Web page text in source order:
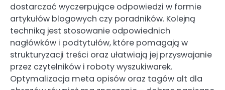
dostarczać wyczerpujące odpowiedzi w formie
artykułów blogowych czy poradników. Kolejną
techniką jest stosowanie odpowiednich
nagłówków i podtytułów, które pomagają w
strukturyzacji treści oraz ułatwiają jej przyswajanie
przez czytelników i roboty wyszukiwarek.
Optymalizacja meta opisów oraz tagów alt dla